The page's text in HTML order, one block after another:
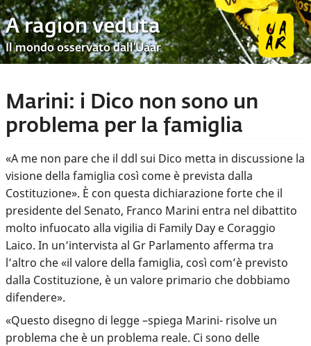
A ragion veduta
Il mondo osservato dall’Uaar
Marini: i Dico non sono un
problema per la famiglia
«A me non pare che il ddl sui Dico metta in discussione la
visione della famiglia così come è prevista dalla
Costituzione». È con questa dichiarazione forte che il
presidente del Senato, Franco Marini entra nel dibattito
molto infuocato alla vigilia di Family Day e Coraggio
Laico. In un’intervista al Gr Parlamento afferma tra
l’altro che «il valore della famiglia, così com’è previsto
dalla Costituzione, è un valore primario che dobbiamo
difendere».
«Questo disegno di legge –spiega Marini- risolve un
problema che è un problema reale. Ci sono delle